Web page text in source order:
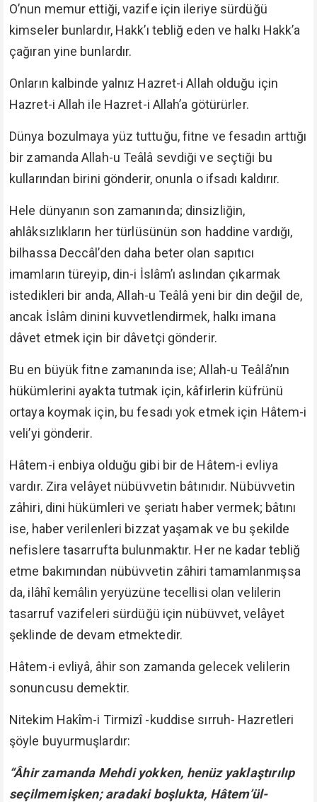
O’nun memur ettiği, vazife için ileriye sürdüğü
kimseler bunlardır, Hakk’ı tebliğ eden ve halkı Hakk’a
çağıran yine bunlardır.
Onların kalbinde yalnız Hazret-i Allah olduğu için
Hazret-i Allah ile Hazret-i Allah’a götürürler.
Dünya bozulmaya yüz tuttuğu, fitne ve fesadın arttığı
bir zamanda Allah-u Teâlâ sevdiği ve seçtiği bu
kullarından birini gönderir, onunla o ifsadı kaldırır.
Hele dünyanın son zamanında; dinsizliğin,
ahlâksızlıkların her türlüsünün son haddine vardığı,
bilhassa Deccâl’den daha beter olan sapıtıcı
imamların türeyip, din-i İslâm’ı aslından çıkarmak
istedikleri bir anda, Allah-u Teâlâ yeni bir din değil de,
ancak İslâm dinini kuvvetlendirmek, halkı imana
dâvet etmek için bir dâvetçi gönderir.
Bu en büyük fitne zamanında ise; Allah-u Teâlâ’nın
hükümlerini ayakta tutmak için, kâfirlerin küfrünü
ortaya koymak için, bu fesadı yok etmek için Hâtem-i
veli’yi gönderir.
Hâtem-i enbiya olduğu gibi bir de Hâtem-i evliya
vardır. Zira velâyet nübüvvetin bâtınıdır. Nübüvvetin
zâhiri, dini hükümleri ve şeriatı haber vermek; bâtını
ise, haber verilenleri bizzat yaşamak ve bu şekilde
nefislere tasarrufta bulunmaktır. Her ne kadar tebliğ
etme bakımından nübüvvetin zâhiri tamamlanmışsa
da, ilâhî kemâlin yeryüzüne tecellisi olan velilerin
tasarruf vazifeleri sürdüğü için nübüvvet, velâyet
şeklinde de devam etmektedir.
Hâtem-i evliyâ, âhir son zamanda gelecek velilerin
sonuncusu demektir.
Nitekim Hakîm-i Tirmizî -kuddise sırruh- Hazretleri
şöyle buyurmuşlardır:
“Âhir zamanda Mehdi yokken, henüz yaklaştırılıp
seçilmemişken; aradaki boşlukta, Hâtem’ül-